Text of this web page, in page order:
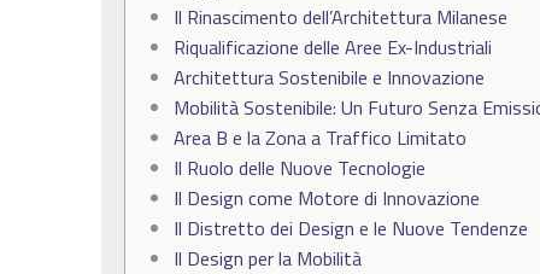
Il Rinascimento dell’Architettura Milanese
Riqualificazione delle Aree Ex-Industriali
Architettura Sostenibile e Innovazione
Mobilità Sostenibile: Un Futuro Senza
Area B e la Zona a Traffico Limitato
Il Ruolo delle Nuove Tecnologie
Il Design come Motore di Innovazione
Il Distretto dei Design e le Nuove Tendenze
Il Design per la Mobilità